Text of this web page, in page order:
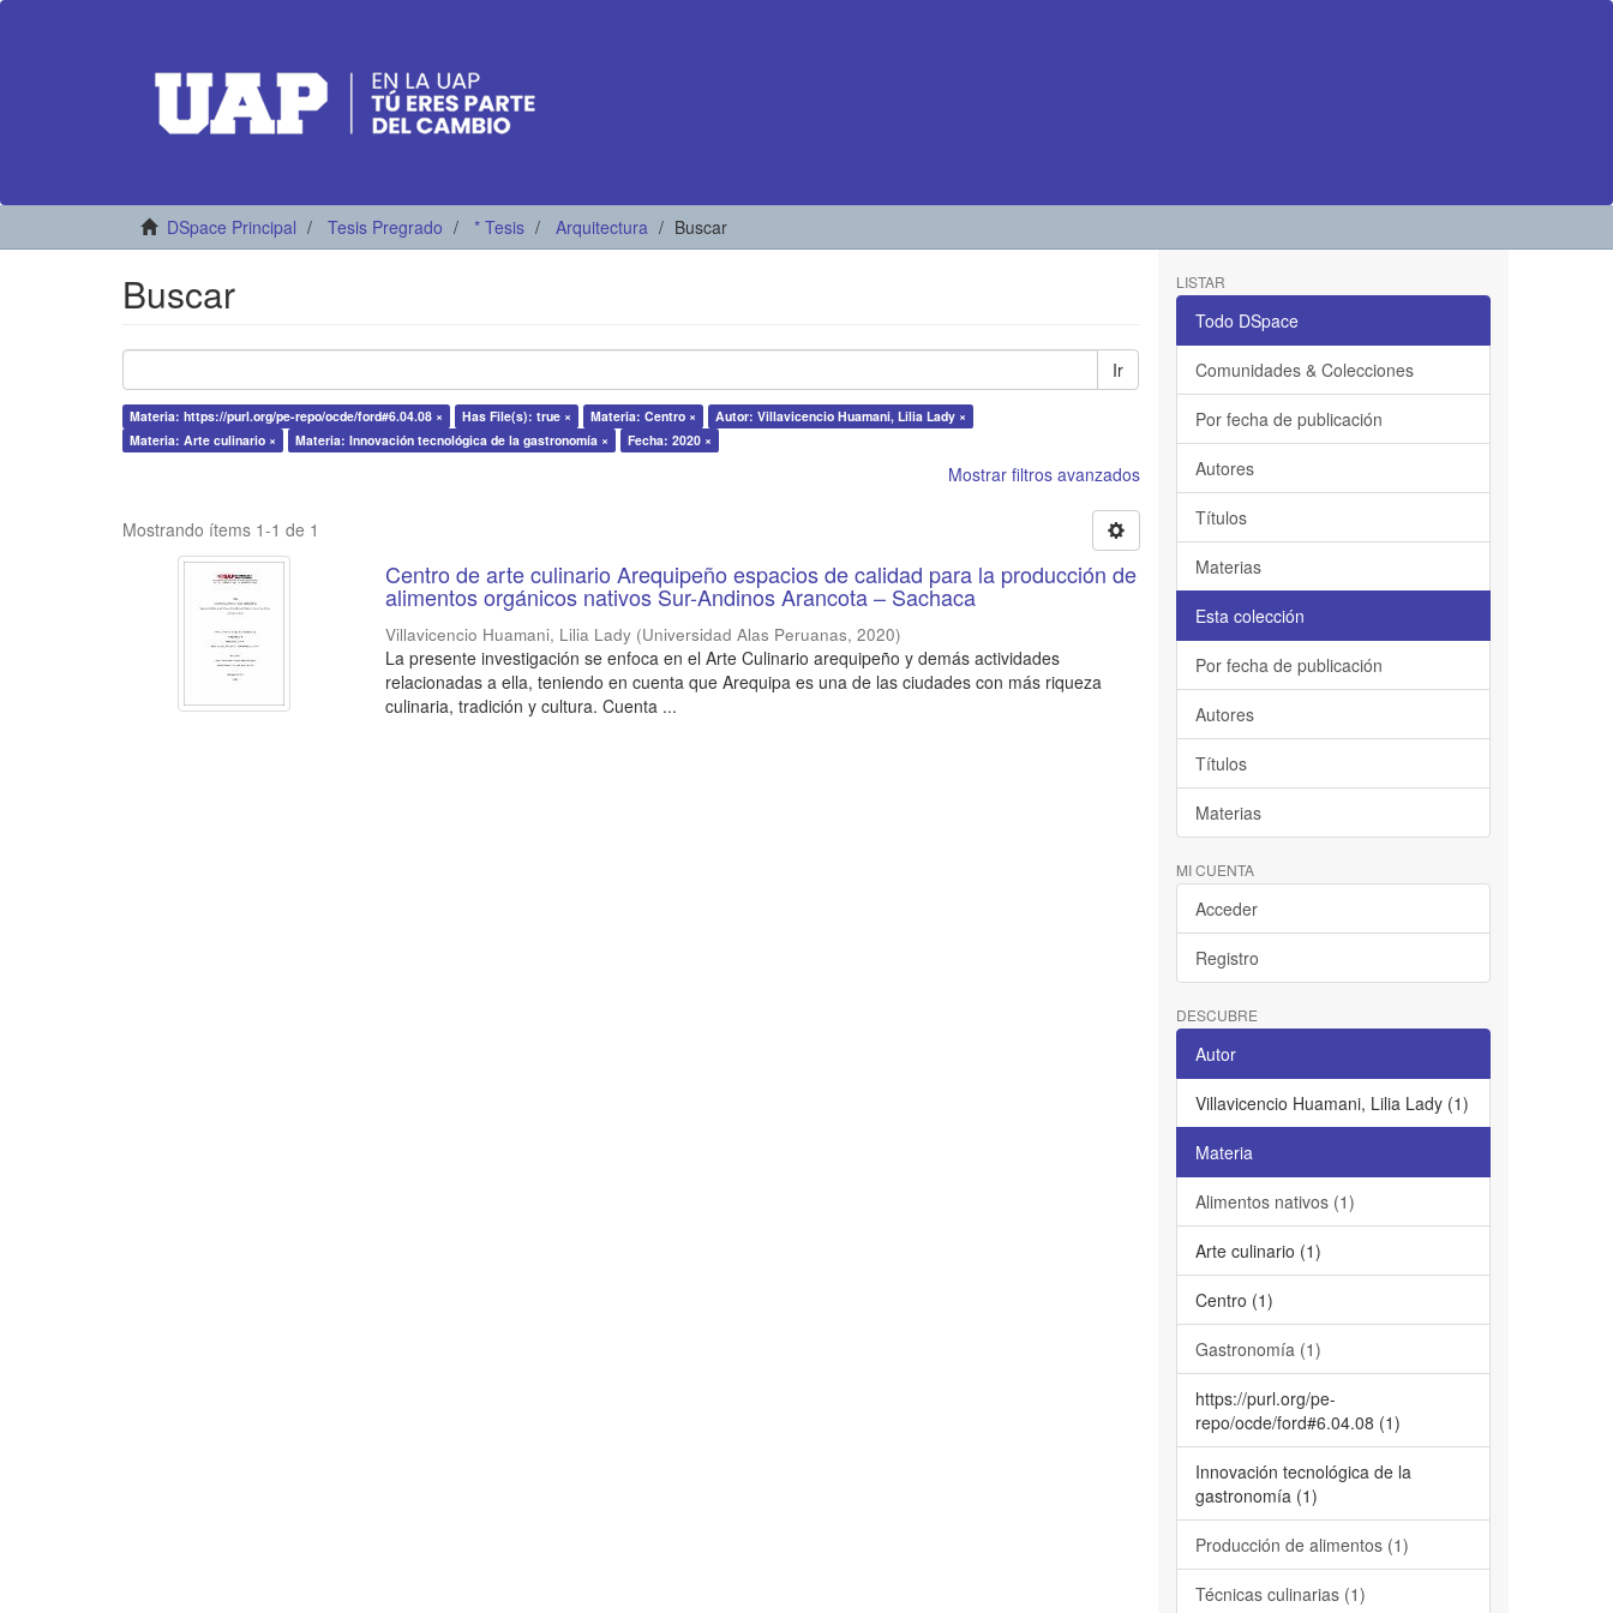
DSpace Principal Tesis Pregrado * Tesis Arquitectura Buscar
Buscar
Ir
Materia: https://purl.org/pe-repo/ocde/ford#6.04.08 × Has File(s): true × Materia: Centro ×
Autor: Villavicencio Huamani, Lilia Lady ×
Materia: Arte culinario ×
Materia: Innovación tecnológica de la gastronomía × Fecha: 2020 ×
Mostrar filtros avanzados
Mostrando ítems 1-1 de 1
Centro de arte culinario Arequipeño espacios de calidad para la producción de
alimentos orgánicos nativos Sur-Andinos Arancota – Sachaca
Villavicencio Huamani, Lilia Lady (Universidad Alas Peruanas,2020)
La presente investigación se enfoca en el Arte Culinario arequipeño y demás actividades
relacionadas a ella, teniendo en cuenta que Arequipa es una de las ciudades con más riqueza
culinaria, tradición y cultura. Cuenta ...
LISTAR
Todo DSpace
Comunidades & Colecciones
Por fecha de publicación
Autores
Títulos
Materias
Esta colección
Por fecha de publicación
Autores
Títulos
Materias
MI CUENTA
Acceder
Registro
DESCUBRE
Autor
Villavicencio Huamani, Lilia Lady (1)
Materia
Alimentos nativos (1)
Arte culinario (1)
Centro (1)
Gastronomía (1)
https://purl.org/pe-
repo/ocde/ford#6.04.08 (1)
Innovación tecnológica de la
gastronomía (1)
Producción de alimentos (1)
Técnicas culinarias (1)